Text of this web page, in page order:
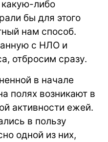
какую-либо
бы для этого
нам способ.
с НЛО и
отбросим сразу.
в начале
полях возникают в
активности ежей.
в пользу
одной из них,